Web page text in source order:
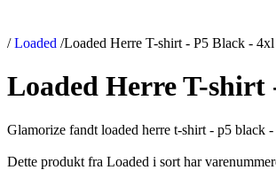
/ Loaded /Loaded Herre T-shirt - P5 Black - 4xl
Loaded Herre T-shirt
Glamorize fandt loaded herre t-shirt - p5 black
Dette produkt fra Loaded i sort har